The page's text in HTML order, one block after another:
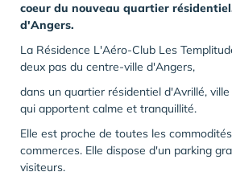
coeur du nouveau quartier
d'Angers.
La Résidence L'Aéro-Club Les
deux pas du centre-ville d'Angers,
dans un quartier résidentiel d'Avrillé,
qui apportent calme et tranquillité.
Elle est proche de toutes les
commerces. Elle dispose d'un parking
visiteurs.